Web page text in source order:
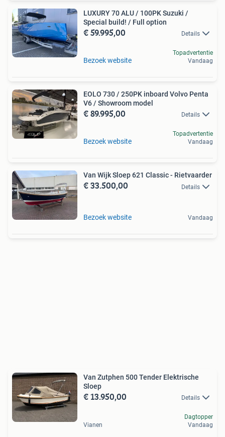
LUXURY 70 ALU / 100PK Suzuki /
Special build! / Full option
€ 59.995,00 Details
Bezoek website
Topadvertentie
Vandaag
EOLO 730 / 250PK inboard Volvo Penta
V6 / Showroom model
€ 89.995,00 Details
Bezoek website
Topadvertentie
Vandaag
Van Wijk Sloep 621 Classic - Rietvaarder
€ 33.500,00 Details
Bezoek website Vandaag
Van Zutphen 500 Tender Elektrische
Sloep
€ 13.950,00 Details
Vianen
Dagtopper
Vandaag